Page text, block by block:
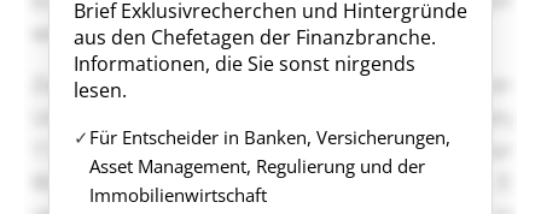
Brief Exklusivrecherchen und Hintergründe
aus den Chefetagen der Finanzbranche.
Informationen, die Sie sonst nirgends
lesen.
Für Entscheider in Banken, Versicherungen,
Asset Management, Regulierung und der
Immobilienwirtschaft